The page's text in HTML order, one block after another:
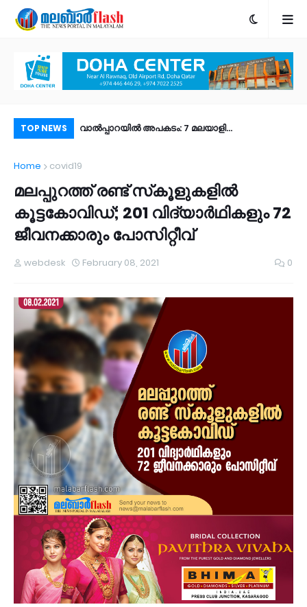
TOP NEWS
കെ.എം. ശരീഫ്​
വാൽപ്പാറയിൽ അപകടം: 7 മലയാളി
Home covid19
മലപ്പുറത്ത്​ രണ്ട്​ സ്​കൂളുകളിൽ
കൂട്ടകോവിഡ്​; 201 വിദ്യാർഥികളും 72
ജീവനക്കാരും​ പോസിറ്റീവ്​
webdesk February 08, 2021 0